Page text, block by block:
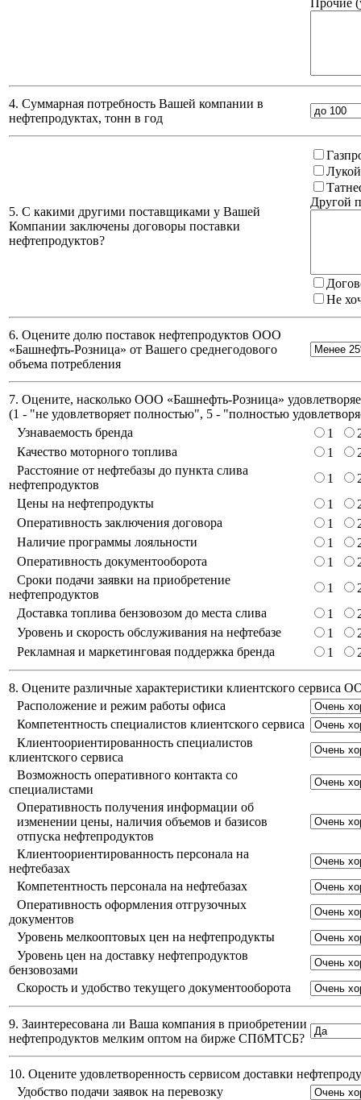
Прочие
4. Суммарная потребность Вашей компании в
нефтепродуктах, тонн в год
5. С какими другими поставщиками у Вашей
Компании заключены договоры поставки
нефтепродуктов?
Другой
Не
6. Оцените долю поставок нефтепродуктов ООО
«Башнефть-Розница» от Вашего среднегодового
объема потребления
7. Оцените, насколько ООО «Башнефть-Розница»
(1 - "не удовлетворяет полностью", 5 - "полностью
Узнаваемость бренда
1
Качество моторного топлива
1
Расстояние от нефтебазы до пункта слива
нефтепродуктов
1
Цены на нефтепродукты
1
Оперативность заключения договора
1
Наличие программы лояльности
1
Оперативность документооборота
1
Сроки подачи заявки на приобретение
нефтепродуктов
1
Доставка топлива бензовозом до места слива
1
Уровень и скорость обслуживания на нефтебазе
1
Рекламная и маркетинговая поддержка бренда
1
8. Оцените различные характеристики клиентского сервиса
Расположение и режим работы офиса
Компетентность специалистов клиентского сервиса
Клиентоориентированность специалистов
клиентского сервиса
Возможность оперативного контакта со
специалистами
Оперативность получения информации об
изменении цены, наличия объемов и базисов
отпуска нефтепродуктов
Клиентоориентированность персонала на
нефтебазах
Компетентность персонала на нефтебазах
Оперативность оформления отгрузочных
документов
Уровень мелкооптовых цен на нефтепродукты
Уровень цен на доставку нефтепродуктов
бензовозами
Скорость и удобство текущего документооборота
9. Заинтересована ли Ваша компания в приобретении
нефтепродуктов мелким оптом на бирже СПбМТСБ?
10. Оцените удовлетворенность сервисом доставки
Удобство подачи заявок на перевозку